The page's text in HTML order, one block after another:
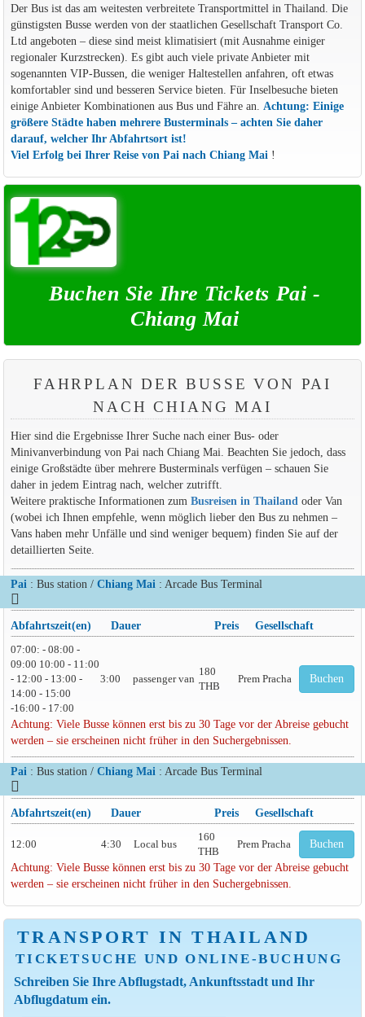
Der Bus ist das am weitesten verbreitete Transportmittel in Thailand. Die
günstigsten Busse werden von der staatlichen Gesellschaft Transport Co.
Ltd angeboten – diese sind meist klimatisiert (mit Ausnahme einiger
regionaler Kurzstrecken). Es gibt auch viele private Anbieter mit
sogenannten VIP-Bussen, die weniger Haltestellen anfahren, oft etwas
komfortabler sind und besseren Service bieten. Für Inselbesuche bieten
einige Anbieter Kombinationen aus Bus und Fähre an. Achtung: Einige
größere Städte haben mehrere Busterminals – achten Sie daher
darauf, welcher Ihr Abfahrtsort ist!
Viel Erfolg bei Ihrer Reise von Pai nach Chiang Mai !
Buchen Sie Ihre Tickets Pai -
Chiang Mai
FAHRPLAN DER BUSSE VON PAI
NACH CHIANG MAI
Hier sind die Ergebnisse Ihrer Suche nach einer Bus- oder
Minivanverbindung von Pai nach Chiang Mai. Beachten Sie jedoch, dass
einige Großstädte über mehrere Busterminals verfügen – schauen Sie
daher in jedem Eintrag nach, welcher zutrifft.
Weitere praktische Informationen zum Busreisen in Thailandoder Van
(wobei ich Ihnen empfehle, wenn möglich lieber den Bus zu nehmen –
Vans haben mehr Unfälle und sind weniger bequem) finden Sie auf der
detaillierten Seite.
Pai : Bus station / Chiang Mai : Arcade Bus Terminal
Abfahrtszeit(en) Dauer Preis Gesellschaft
07:00: - 08:00 -
09:00 10:00 - 11:00
- 12:00 - 13:00 -
14:00 - 15:00
-16:00 - 17:00
3:00 passenger van
180
THB
Prem Pracha Buchen
Achtung: Viele Busse können erst bis zu 30 Tage vor der Abreise gebucht
werden – sie erscheinen nicht früher in den Suchergebnissen.
Pai : Bus station / Chiang Mai : Arcade Bus Terminal
Abfahrtszeit(en) Dauer Preis Gesellschaft
12:00 4:30 Local bus
160
THB
Prem Pracha Buchen
Achtung: Viele Busse können erst bis zu 30 Tage vor der Abreise gebucht
werden – sie erscheinen nicht früher in den Suchergebnissen.
TRANSPORT IN THAILAND
TICKETSUCHE UND ONLINE-BUCHUNG
Schreiben Sie Ihre Abflugstadt, Ankunftsstadt und Ihr
Abflugdatum ein.